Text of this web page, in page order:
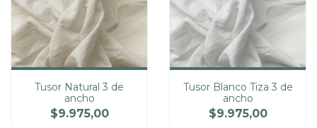
Cantidad
Precio
Tusor Natural 3 de
ancho
$9.975,00
Cantidad
Precio
Tusor Blanco Tiza 3 de
ancho
$9.975,00